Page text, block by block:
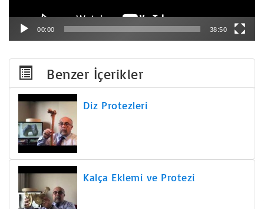
00:00 38:50
Benzer İçerikler
Diz Protezleri
Kalça Eklemi ve Protezi